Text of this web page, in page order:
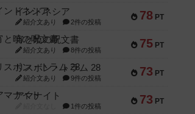
78 PT
インドネシア
紹介文あり 2件の投稿
75 PT
宵と暁の呪文書
紹介文あり 8件の投稿
73 PT
リスボン・トラム 28
紹介文あり 9件の投稿
73 PT
アマナイト
1件の投稿